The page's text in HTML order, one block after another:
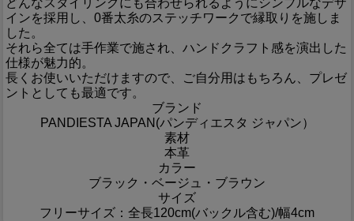
どんなスタイリングにも合わせられるようにシンプルなデザ
インを採用し、0番太糸のステッチワークで縁取りを施しま
した。
それら全ては手作業で施され、ハンドクラフト感を演出した
仕様が魅力的。
長くお使いいただけますので、ご自分用はもちろん、プレゼ
ントとしても最適です。
ブランド
PANDIESTA JAPAN(パンディエスタ ジャパン）
素材
本革
カラー
ブラック・ベージュ・ブラウン
サイズ
フリーサイズ：全長120cm(バックル含む)/幅4cm